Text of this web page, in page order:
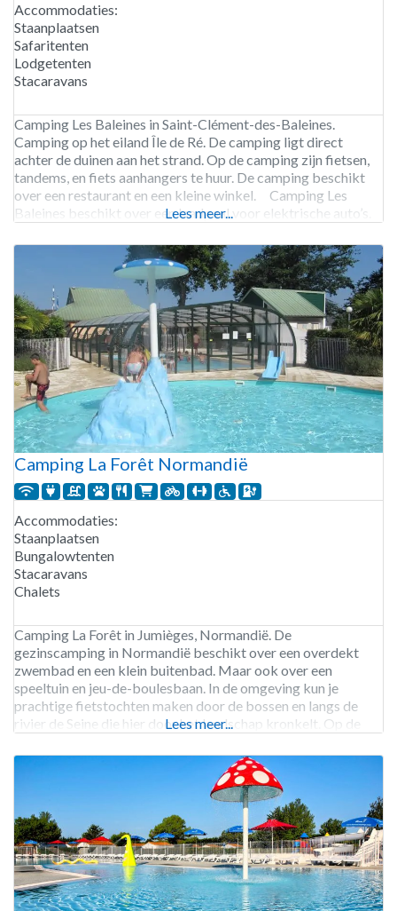
Accommodaties:
Staanplaatsen
Safaritenten
Lodgetenten
Stacaravans
Camping Les Baleines in Saint-Clément-des-Baleines.
Camping op het eiland Île de Ré. De camping ligt direct
achter de duinen aan het strand. Op de camping zijn fietsen,
tandems, en fiets aanhangers te huur. De camping beschikt
over een restaurant en een kleine winkel. Camping Les
Baleines beschikt over een laadpaal voor elektrische auto’s.
Lees meer...
Camping La Forêt Normandië
Accommodaties:
Staanplaatsen
Bungalowtenten
Stacaravans
Chalets
Camping La Forêt in Jumièges, Normandië. De
gezinscamping in Normandië beschikt over een overdekt
zwembad en een klein buitenbad. Maar ook over een
speeltuin en jeu-de-boulesbaan. In de omgeving kun je
prachtige fietstochten maken door de bossen en langs de
rivier de Seine die hier door het landschap kronkelt. Op de
Lees meer...